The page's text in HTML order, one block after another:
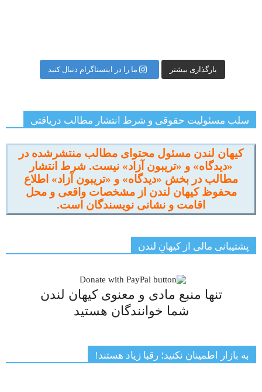
بارگذاری بیشتر ما را در اینستاگرام دنبال کنید
سلب مسئولیت حقوقی و شرط انتشار مطالب دریافتی
کیهان لندن مسئول محتوای مطالب منتشرشده در
«دیدگاه» و «تریبون آزاد» نیست. شرط انتشار
مطالب در بخش «دیدگاه» و «تریبون آزاد» اطلاع
محفوظ کیهان لندن از مشخصات واقعی و محل
اقامت و نشانی نویسندگان است.
پشتیبانی مالی از کیهانِ لندن
تنها منبع مادی و معنوی کیهان لندن
شما خوانندگان هستید
به بازار اطمینان نکنید؛ رقبا زیاد هستند!